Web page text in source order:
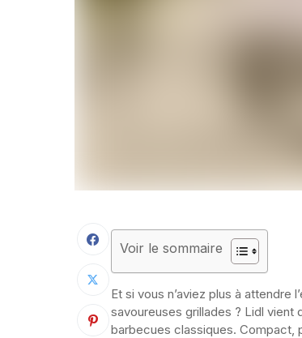
Voir le sommaire
Et si vous n’aviez plus à attendre
savoureuses grillades ? Lidl vient
barbecues classiques. Compact,